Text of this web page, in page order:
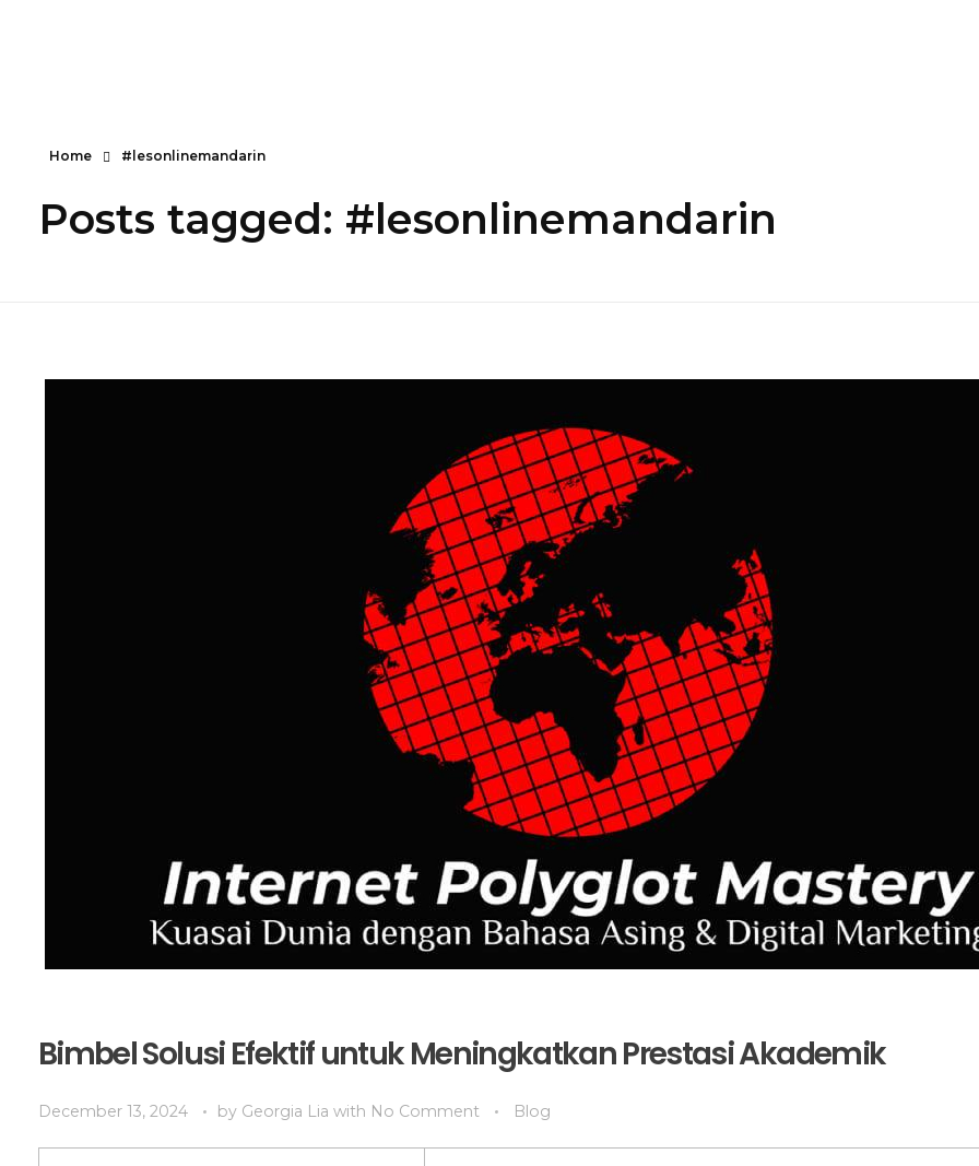
Home #lesonlinemandarin
Posts tagged: #lesonlinemandarin
Bimbel Solusi Efektif untuk Meningkatkan Prestasi Akademik
December 13, 2024 by Georgia Lia with No Comment Blog